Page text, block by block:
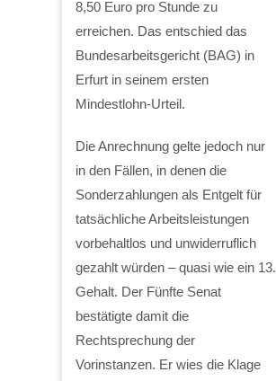
8,50 Euro pro Stunde zu
erreichen. Das entschied das
Bundesarbeitsgericht (BAG) in
Erfurt in seinem ersten
Mindestlohn-Urteil.
Die Anrechnung gelte jedoch nur
in den Fällen, in denen die
Sonderzahlungen als Entgelt für
tatsächliche Arbeitsleistungen
vorbehaltlos und unwiderruflich
gezahlt würden – quasi wie ein 13.
Gehalt. Der Fünfte Senat
bestätigte damit die
Rechtsprechung der
Vorinstanzen. Er wies die Klage